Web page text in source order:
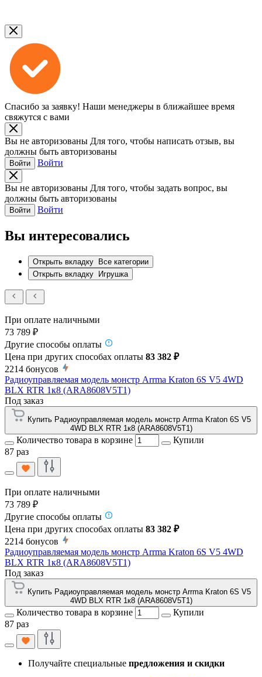
Спасибо за заявку! Наши менеджеры в ближайшее время
свяжутся с вами
Вы не авторизованы Для того, чтобы написать отзыв, вы
должны быть авторизованы
Войти Войти
Вы не авторизованы Для того, чтобы задать вопрос, вы
должны быть авторизованы
Войти Войти
Вы интересовались
Открыть вкладку
Все категории
Открыть вкладку
Игрушка
При оплате наличными
73 789 ₽
Другие способы оплаты
Цена при других способах оплаты 83 382 ₽
2214 бонусов
Радиоуправляемая модель монстр Arrma Kraton 6S V5 4WD
BLX RTR 1к8 (ARA8608V5T1)
Под заказ
Купить Радиоуправляемая модель монстр Arrma Kraton 6S V5
4WD BLX RTR 1к8 (ARA8608V5T1)
Количество товара в корзине
Купили
87 раз
При оплате наличными
73 789 ₽
Другие способы оплаты
Цена при других способах оплаты 83 382 ₽
2214 бонусов
Радиоуправляемая модель монстр Arrma Kraton 6S V5 4WD
BLX RTR 1к8 (ARA8608V5T1)
Под заказ
Купить Радиоуправляемая модель монстр Arrma Kraton 6S V5
4WD BLX RTR 1к8 (ARA8608V5T1)
Количество товара в корзине
Купили
87 раз
Получайте специальные предложения и скидки